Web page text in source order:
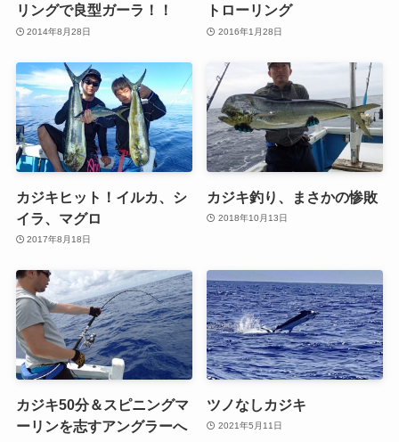
リングで良型ガーラ！！
2014年8月28日
トローリング
2016年1月28日
カジキヒット！イルカ、シ
イラ、マグロ
2017年8月18日
カジキ釣り、まさかの惨敗
2018年10月13日
カジキ50分＆スピニングマ
ーリンを志すアングラーへ
ツノなしカジキ
2021年5月11日